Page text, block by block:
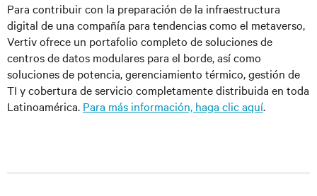
Para contribuir con la preparación de la infraestructura
digital de una compañía para tendencias como el metaverso,
Vertiv ofrece un portafolio completo de soluciones de
centros de datos modulares para el borde, así como
soluciones de potencia, gerenciamiento térmico, gestión de
TI y cobertura de servicio completamente distribuida en toda
Latinoamérica. Para más información, haga clic aquí.